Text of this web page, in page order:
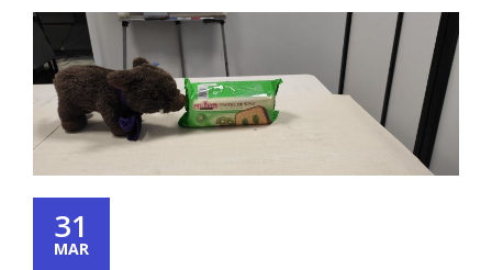
31
MAR